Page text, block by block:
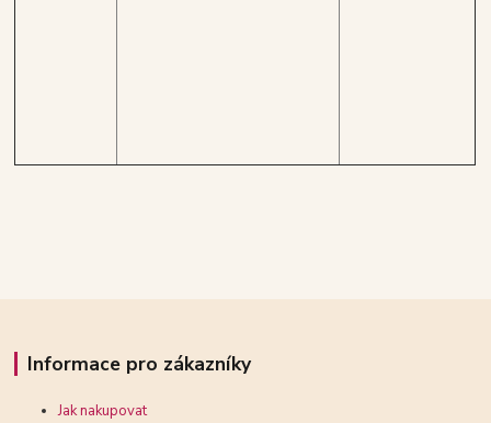
Informace pro zákazníky
Jak nakupovat